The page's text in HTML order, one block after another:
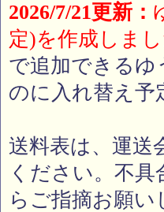
2026/7/21更新：
定)を作成しまし
で追加できるゆ
のに入れ替え予
送料表は、運送
ください。不
らご指摘お願い